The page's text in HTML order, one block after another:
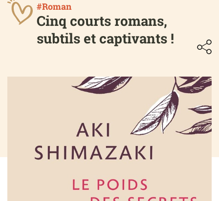
#Roman
Cinq courts romans,
subtils et captivants !